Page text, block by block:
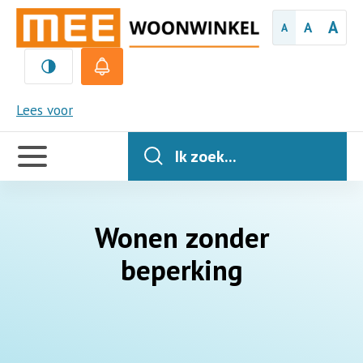
A A A
Lees voor
MEE
Handige
links
Ik zoek...
Wonen zonder
beperking